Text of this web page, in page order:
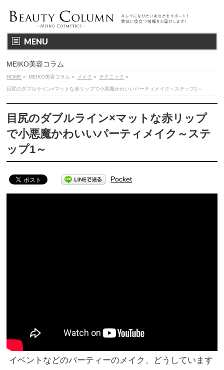
MENU
MEIKO美容コラム
HOME » MEIKO美容コラム » メイク » テクニック »
目尻のダブルライン×マットな赤リップで小悪魔かわいいパーティメイク～ステップ1～
目尻のダブルライン×マットな赤リップ
で小悪魔かわいいパーティメイク～ステ
ップ1～
Pocket
イベントなどのパーティーのメイク、どうしています